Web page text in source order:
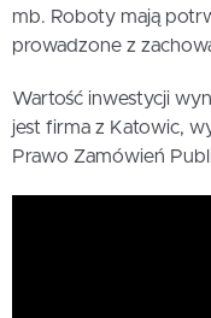
mb. Roboty mają
prowadzone z
Wartość inwestycji
jest firma z Katowic,
Prawo Zamówień